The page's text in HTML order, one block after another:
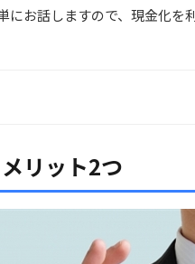
にお話しますので、現金化を
リット2つ